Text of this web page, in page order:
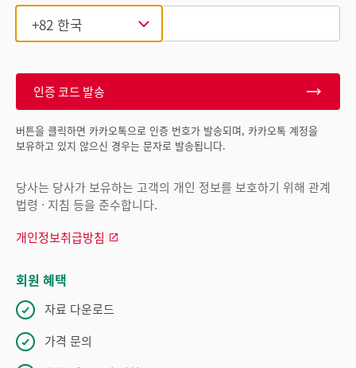
인증 코드 발송
버튼을 클릭하면 카카오톡으로 인증 번호가 발송되며, 카카오톡 계정을
보유하고 있지 않으신 경우는 문자로 발송됩니다.
당사는 당사가 보유하는 고객의 개인 정보를 보호하기 위해 관계
법령 · 지침 등을 준수합니다.
개인정보취급방침
회원 혜택
자료 다운로드
가격 문의